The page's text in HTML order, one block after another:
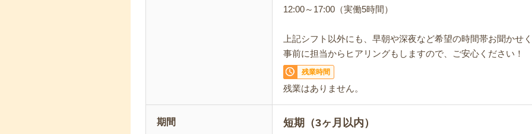
12:00～17:00（実働5時間）
上記シフト以外にも、早朝や深夜など希望の時間帯お聞かせ
事前に担当からヒアリングもしますので、ご安心ください！
残業時間
残業はありません。
期間 短期（3ヶ月以内）